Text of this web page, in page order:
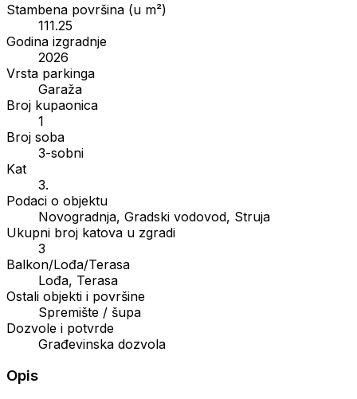
Stambena površina (u m²)
111.25
Godina izgradnje
2026
Vrsta parkinga
Garaža
Broj kupaonica
1
Broj soba
3-sobni
Kat
3.
Podaci o objektu
Novogradnja, Gradski vodovod, Struja
Ukupni broj katova u zgradi
3
Balkon/Lođa/Terasa
Lođa, Terasa
Ostali objekti i površine
Spremište / šupa
Dozvole i potvrde
Građevinska dozvola
Opis